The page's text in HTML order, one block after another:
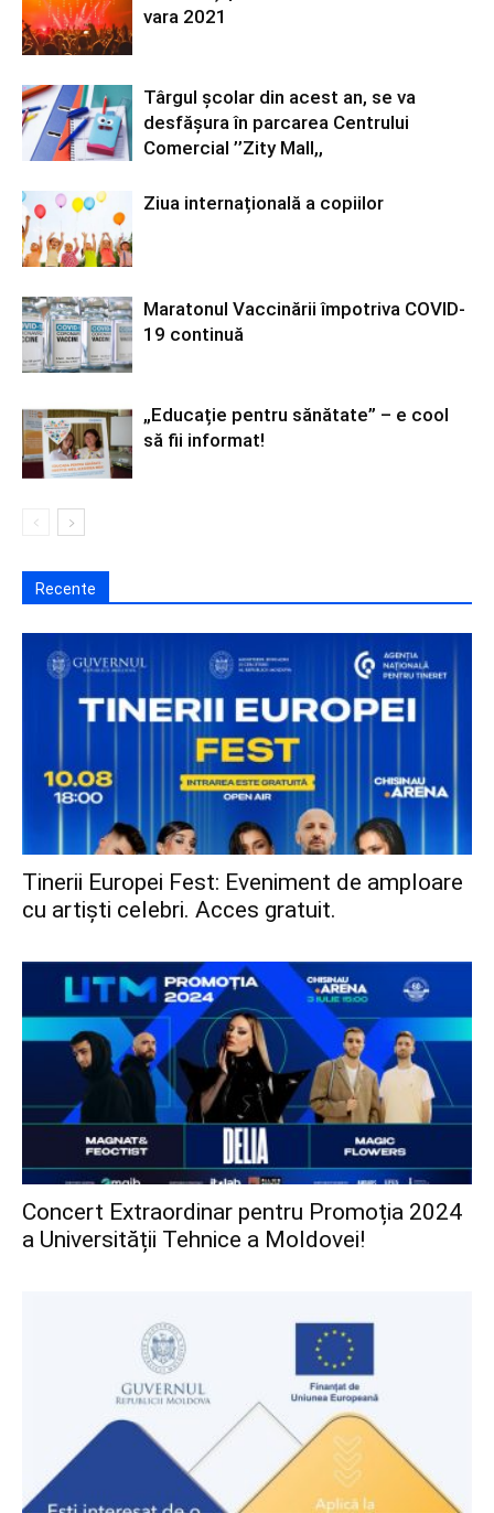
vara 2021
Târgul școlar din acest an, se va
desfășura în parcarea Centrului
Comercial ’’Zity Mall,,
Ziua internațională a copiilor
Maratonul Vaccinării împotriva COVID-
19 continuă
„Educație pentru sănătate” – e cool
să fii informat!
Recente
Tinerii Europei Fest: Eveniment de amploare
cu artiști celebri. Acces gratuit.
Concert Extraordinar pentru Promoția 2024
a Universității Tehnice a Moldovei!